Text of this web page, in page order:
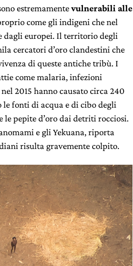
estremamentevulnerabili alle
come gli indigeni che nel
dagli europei. Il territorio degli
cercatori d’oro clandestini che
di queste antiche tribù. I
come malaria, infezioni
2015 hanno causato circa 240
le fonti di acqua e di cibo degli
pepite d’oro dai detriti rocciosi.
e gli Yekuana, riporta
risulta gravemente colpito.